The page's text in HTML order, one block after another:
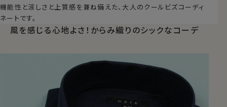
機能性と涼しさと上質感を兼ね備えた、大人のクールビズコーディ
ネートです。
風を感じる心地よさ！ からみ織りのシックなコーデ